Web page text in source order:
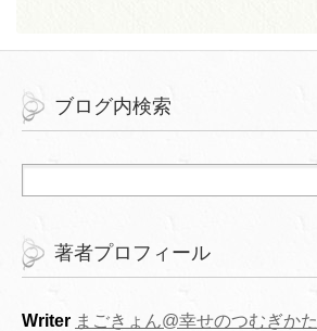
ブログ内検索
著者プロフィール
Writer まごきょん@幸せのつむぎかた